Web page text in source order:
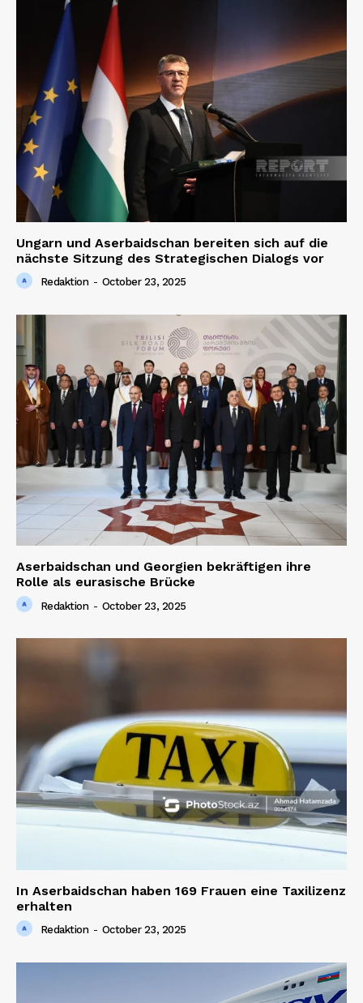
Ungarn und Aserbaidschan bereiten sich auf die
nächste Sitzung des Strategischen Dialogs vor
Redaktion - October 23, 2025
Aserbaidschan und Georgien bekräftigen ihre
Rolle als eurasische Brücke
Redaktion - October 23, 2025
In Aserbaidschan haben 169 Frauen eine Taxilizenz
erhalten
Redaktion - October 23, 2025